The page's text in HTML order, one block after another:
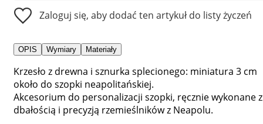
Zaloguj się, aby dodać ten artykuł do listy życzeń
OPIS Wymiary Materiały
Krzesło z drewna i sznurka splecionego: miniatura 3 cm
około do szopki neapolitańskiej.
Akcesorium do personalizacji szopki, ręcznie wykonane z
dbałością i precyzją rzemieślników z Neapolu.